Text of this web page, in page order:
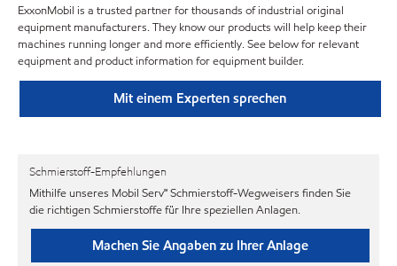
ExxonMobil is a trusted partner for thousands of industrial original
equipment manufacturers. They know our products will help keep their
machines running longer and more efficiently. See below for relevant
equipment and product information for equipment builder.
Mit einem Experten sprechen
Schmierstoff-Empfehlungen
Mithilfe unseres Mobil Serv℠ Schmierstoff-Wegweisers finden Sie
die richtigen Schmierstoffe für Ihre speziellen Anlagen.
Machen Sie Angaben zu Ihrer Anlage